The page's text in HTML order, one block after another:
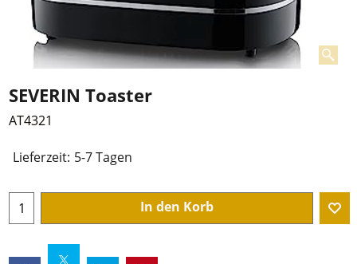
SEVERIN Toaster
AT4321
€22.95 zzgl. Mwst und Versandkosten
In den Korb